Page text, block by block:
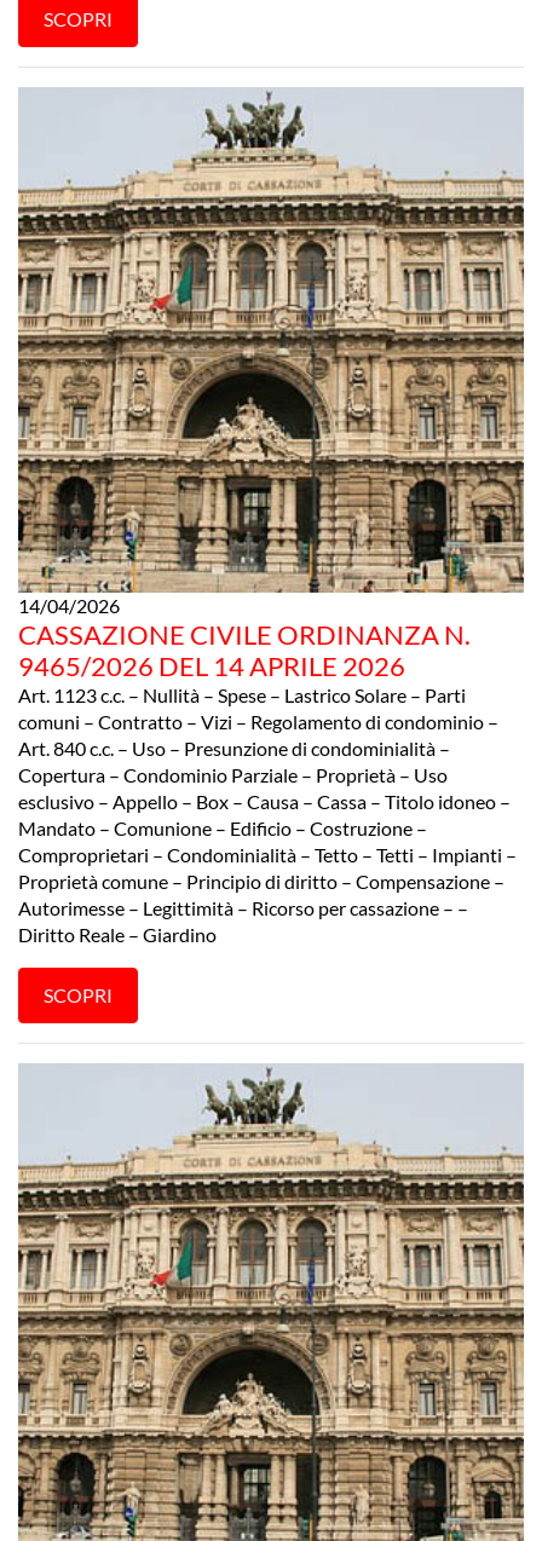
SCOPRI
14/04/2026
CASSAZIONE CIVILE ORDINANZA N.
9465/2026 DEL 14 APRILE 2026
Art. 1123 c.c. – Nullità – Spese – Lastrico Solare – Parti
comuni – Contratto – Vizi – Regolamento di condominio –
Art. 840 c.c. – Uso – Presunzione di condominialità –
Copertura – Condominio Parziale – Proprietà – Uso
esclusivo – Appello – Box – Causa – Cassa – Titolo idoneo –
Mandato – Comunione – Edificio – Costruzione –
Comproprietari – Condominialità – Tetto – Tetti – Impianti –
Proprietà comune – Principio di diritto – Compensazione –
Autorimesse – Legittimità – Ricorso per cassazione – –
Diritto Reale – Giardino
SCOPRI